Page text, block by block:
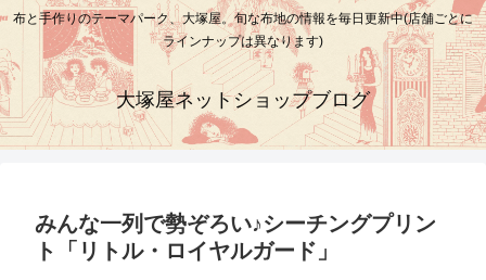
布と手作りのテーマパーク、大塚屋。旬な布地の情報を毎日更新中(店舗ごとに
ラインナップは異なります)
大塚屋ネットショップブログ
みんな一列で勢ぞろい♪シーチングプリン
ト「リトル・ロイヤルガード」